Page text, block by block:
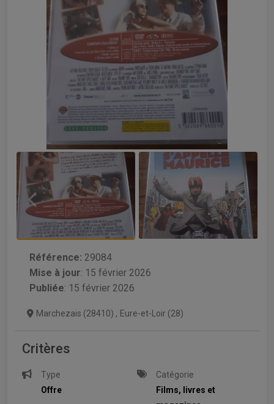
Référence: 29084
Mise à jour: 15 février 2026
Publiée: 15 février 2026
Marchezais (28410) , Eure-et-Loir (28)
Critères
Type
Offre
Catégorie
Films, livres et